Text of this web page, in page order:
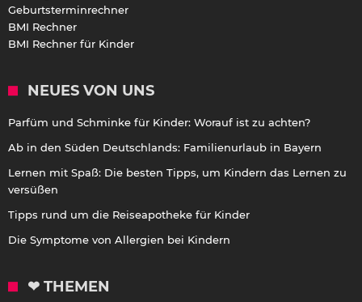
Geburtsterminrechner
BMI Rechner
BMI Rechner für Kinder
NEUES VON UNS
Parfüm und Schminke für Kinder: Worauf ist zu achten?
Ab in den Süden Deutschlands: Familienurlaub in Bayern
Lernen mit Spaß: Die besten Tipps, um Kindern das Lernen zu
versüßen
Tipps rund um die Reiseapotheke für Kinder
Die Symptome von Allergien bei Kindern
❤ THEMEN